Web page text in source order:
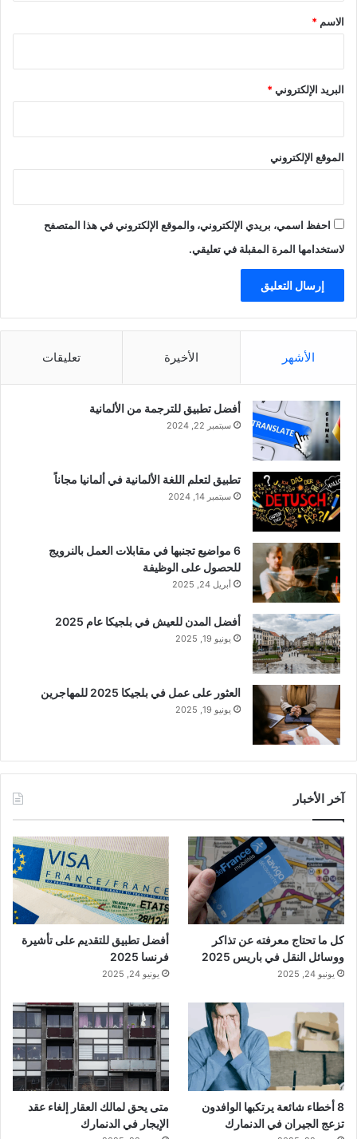
*
الاسم *
البريد الإلكتروني*
الموقع الإلكتروني
احفظ اسمي، بريدي الإلكتروني، والموقع الإلكتروني في هذا المتصفح
لاستخدامها المرة المقبلة في تعليقي.
الأشهر الأخيرة تعليقات
أفضل تطبيق للترجمة من الألمانية
سبتمبر 22, 2024
تطبيق لتعلم اللغة الألمانية في ألمانيا مجاناً
سبتمبر 14, 2024
6 مواضيع تجنبها في مقابلات العمل بالنرويج
للحصول على الوظيفة
أبريل 24, 2025
أفضل المدن للعيش في بلجيكا عام 2025
يونيو 19, 2025
العثور على عمل في بلجيكا 2025 للمهاجرين
يونيو 19, 2025
آخر الأخبار
كل ما تحتاج معرفته عن تذاكر
ووسائل النقل في باريس 2025
يونيو 24, 2025
أفضل تطبيق للتقديم على تأشيرة
فرنسا 2025
يونيو 24, 2025
8 أخطاء شائعة يرتكبها الوافدون
تزعج الجيران في الدنمارك
متى يحق لمالك العقار إلغاء عقد
الإيجار في الدنمارك